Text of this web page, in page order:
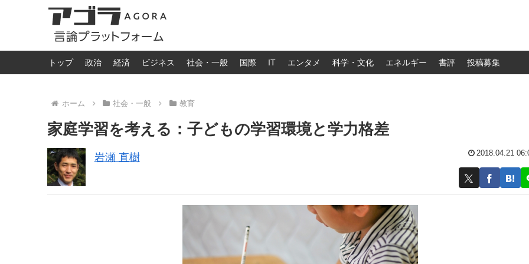
トップ 政治 経済 ビジネス 社会・一般 国際 IT エンタメ 科学・文化 エネルギー 書評 投稿募集
ホーム 社会・一般 教育
家庭学習を考える：子どもの学習環境と学力格差
岩瀬 直樹 2018.04.21